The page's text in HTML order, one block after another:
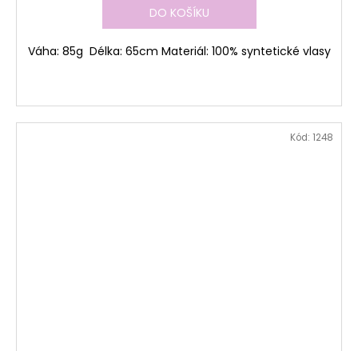
DO KOŠÍKU
Váha: 85g Délka: 65cm Materiál: 100% syntetické vlasy
Kód: 1248